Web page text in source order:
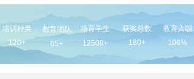
教育团队
65+
培育学生
12500+
获奖总数
180+
教育入职
100%
培训种类
120+